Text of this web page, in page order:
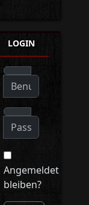
LOGIN
Angemeldet
bleiben?